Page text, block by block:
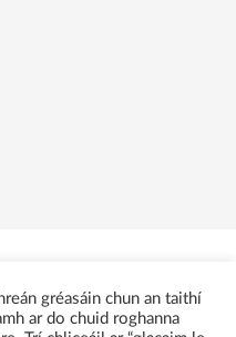
gréasáin chun an taithí
ar do chuid roghanna